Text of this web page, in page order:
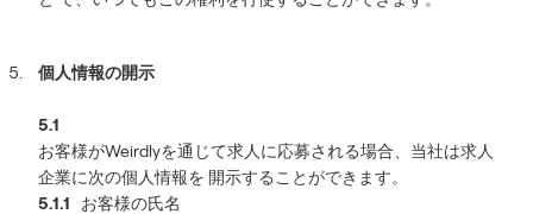
個人情報の開示
5.1
お客様がWeirdlyを通じて求人に応募される場合、当社は求人
企業に次の個人情報を 開示することができます。
5.1.1 お客様の氏名